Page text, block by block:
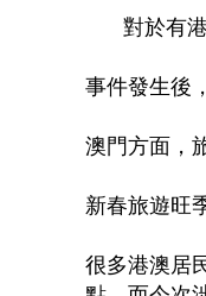
對於有
事件發生後
澳門方面，
新春旅遊旺
很多港澳居